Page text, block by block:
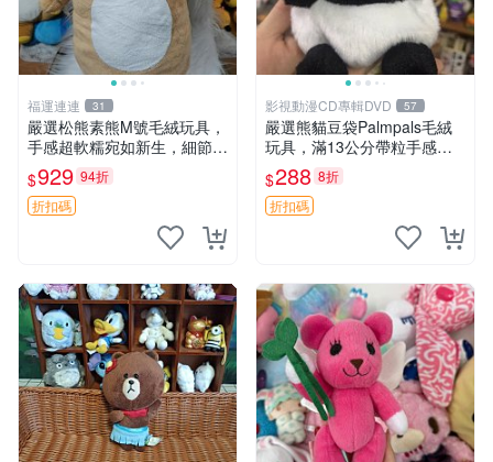
福運連連 31
嚴選松熊素熊M號毛絨玩具，
手感超軟糯宛如新生，細節精
緻完美無瑕，推薦送禮或珍
藏，中古狀態保養得宜。 松
熊 素熊 毛絨doll
$929 94折
折扣碼
影視動漫CD專輯DVD 57
嚴選熊貓豆袋Palmpals毛絨
玩具，滿13公分帶粒手感極
佳，電影主題周邊推薦 熊貓
Palmpals 毛絨玩具 豆袋 劇場
版周邊
$288 8折
折扣碼